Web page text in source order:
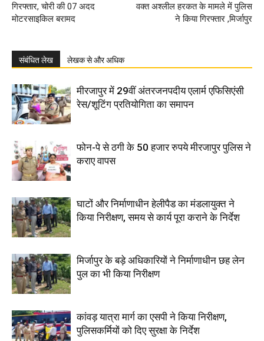
गिरफ्तार, चोरी की 07 अदद
मोटरसाइकिल बरामद
वक्त अश्लील हरकत के मामले में पुलिस
ने किया गिरफ्तार ,मिर्जापुर
संबंधित लेख लेखक से और अधिक
मीरजापुर में 29वीं अंतरजनपदीय एलार्म एफिसिएंसी
रेस/शूटिंग प्रतियोगिता का समापन
फोन-पे से ठगी के 50 हजार रुपये मीरजापुर पुलिस ने
कराए वापस
घाटों और निर्माणाधीन हेलीपैड का मंडलायुक्त ने
किया निरीक्षण, समय से कार्य पूरा कराने के निर्देश
मिर्जापुर के बड़े अधिकारियों ने निर्माणाधीन छह लेन
पुल का भी किया निरीक्षण
कांवड़ यात्रा मार्ग का एसपी ने किया निरीक्षण,
पुलिसकर्मियों को दिए सुरक्षा के निर्देश